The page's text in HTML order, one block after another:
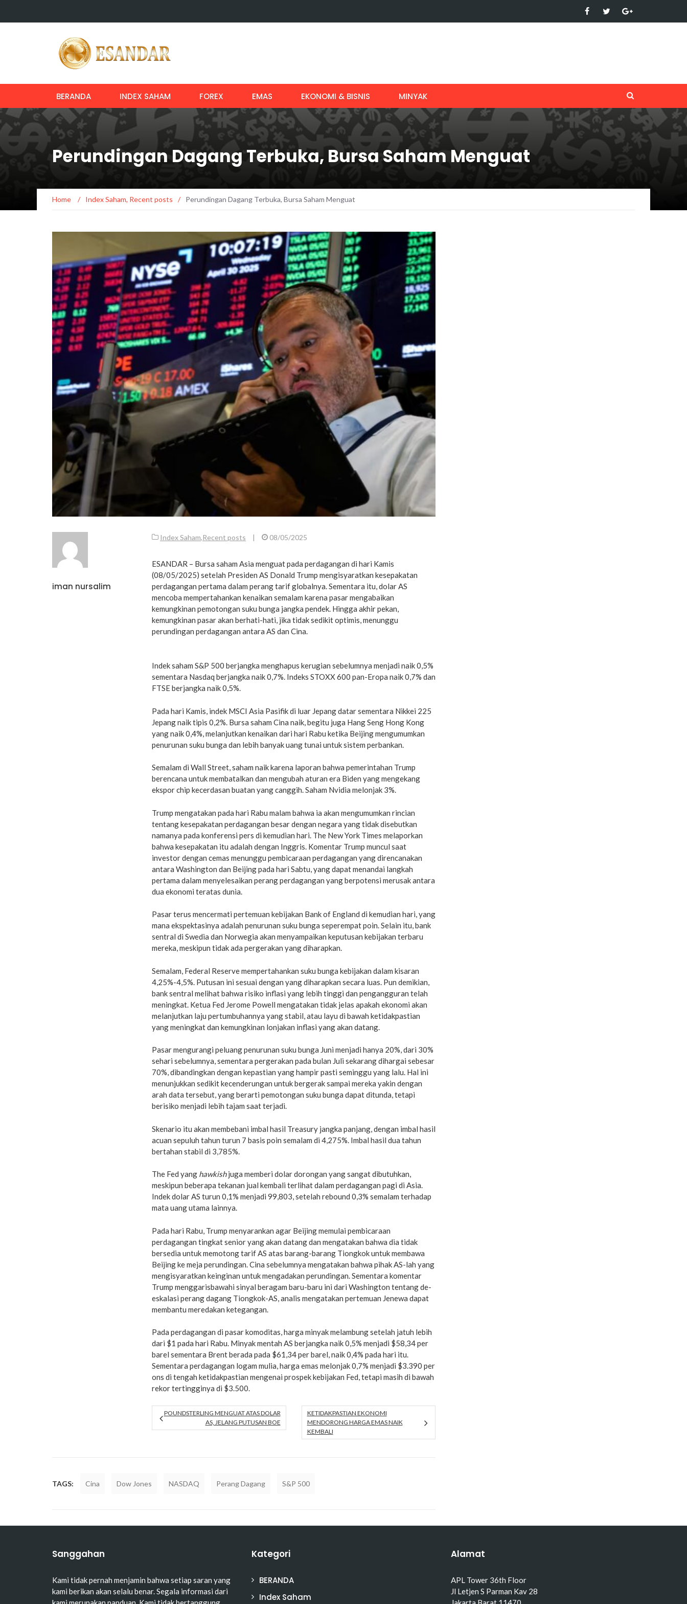
BERANDA INDEX SAHAM FOREX EMAS EKONOMI & BISNIS MINYAK
Perundingan Dagang Terbuka, Bursa Saham Menguat
Home / Index Saham, Recent posts / Perundingan Dagang Terbuka, Bursa Saham Menguat
iman nursalim
Index Saham,Recent posts | 08/05/2025
ESANDAR – Bursa saham Asia menguat pada perdagangan di hari Kamis
(08/05/2025) setelah Presiden AS Donald Trump mengisyaratkan kesepakatan
perdagangan pertama dalam perang tarif globalnya. Sementara itu, dolar AS
mencoba mempertahankan kenaikan semalam karena pasar mengabaikan
kemungkinan pemotongan suku bunga jangka pendek. Hingga akhir pekan,
kemungkinan pasar akan berhati-hati, jika tidak sedikit optimis, menunggu
perundingan perdagangan antara AS dan Cina.
Indek saham S&P 500 berjangka menghapus kerugian sebelumnya menjadi naik 0,5%
sementara Nasdaq berjangka naik 0,7%. Indeks STOXX 600 pan-Eropa naik 0,7% dan
FTSE berjangka naik 0,5%.
Pada hari Kamis, indek MSCI Asia Pasifik di luar Jepang datar sementara Nikkei 225
Jepang naik tipis 0,2%. Bursa saham Cina naik, begitu juga Hang Seng Hong Kong
yang naik 0,4%, melanjutkan kenaikan dari hari Rabu ketika Beijing mengumumkan
penurunan suku bunga dan lebih banyak uang tunai untuk sistem perbankan.
Semalam di Wall Street, saham naik karena laporan bahwa pemerintahan Trump
berencana untuk membatalkan dan mengubah aturan era Biden yang mengekang
ekspor chip kecerdasan buatan yang canggih. Saham Nvidia melonjak 3%.
Trump mengatakan pada hari Rabu malam bahwa ia akan mengumumkan rincian
tentang kesepakatan perdagangan besar dengan negara yang tidak disebutkan
namanya pada konferensi pers di kemudian hari. The New York Times melaporkan
bahwa kesepakatan itu adalah dengan Inggris. Komentar Trump muncul saat
investor dengan cemas menunggu pembicaraan perdagangan yang direncanakan
antara Washington dan Beijing pada hari Sabtu, yang dapat menandai langkah
pertama dalam menyelesaikan perang perdagangan yang berpotensi merusak antara
dua ekonomi teratas dunia.
Pasar terus mencermati pertemuan kebijakan Bank of England di kemudian hari, yang
mana ekspektasinya adalah penurunan suku bunga seperempat poin. Selain itu, bank
sentral di Swedia dan Norwegia akan menyampaikan keputusan kebijakan terbaru
mereka, meskipun tidak ada pergerakan yang diharapkan.
Semalam, Federal Reserve mempertahankan suku bunga kebijakan dalam kisaran
4,25%-4,5%. Putusan ini sesuai dengan yang diharapkan secara luas. Pun demikian,
bank sentral melihat bahwa risiko inflasi yang lebih tinggi dan pengangguran telah
meningkat. Ketua Fed Jerome Powell mengatakan tidak jelas apakah ekonomi akan
melanjutkan laju pertumbuhannya yang stabil, atau layu di bawah ketidakpastian
yang meningkat dan kemungkinan lonjakan inflasi yang akan datang.
Pasar mengurangi peluang penurunan suku bunga Juni menjadi hanya 20%, dari 30%
sehari sebelumnya, sementara pergerakan pada bulan Juli sekarang dihargai sebesar
70%, dibandingkan dengan kepastian yang hampir pasti seminggu yang lalu. Hal ini
menunjukkan sedikit kecenderungan untuk bergerak sampai mereka yakin dengan
arah data tersebut, yang berarti pemotongan suku bunga dapat ditunda, tetapi
berisiko menjadi lebih tajam saat terjadi.
Skenario itu akan membebani imbal hasil Treasury jangka panjang, dengan imbal hasil
acuan sepuluh tahun turun 7 basis poin semalam di 4,275%. Imbal hasil dua tahun
bertahan stabil di 3,785%.
The Fed yang hawkishjuga memberi dolar dorongan yang sangat dibutuhkan,
meskipun beberapa tekanan jual kembali terlihat dalam perdagangan pagi di Asia.
Indek dolar AS turun 0,1% menjadi 99,803, setelah rebound 0,3% semalam terhadap
mata uang utama lainnya.
Pada hari Rabu, Trump menyarankan agar Beijing memulai pembicaraan
perdagangan tingkat senior yang akan datang dan mengatakan bahwa dia tidak
bersedia untuk memotong tarif AS atas barang-barang Tiongkok untuk membawa
Beijing ke meja perundingan. Cina sebelumnya mengatakan bahwa pihak AS-lah yang
mengisyaratkan keinginan untuk mengadakan perundingan. Sementara komentar
Trump menggarisbawahi sinyal beragam baru-baru ini dari Washington tentang de-
eskalasi perang dagang Tiongkok-AS, analis mengatakan pertemuan Jenewa dapat
membantu meredakan ketegangan.
Pada perdagangan di pasar komoditas, harga minyak melambung setelah jatuh lebih
dari $1 pada hari Rabu. Minyak mentah AS berjangka naik 0,5% menjadi $58,34 per
barel sementara Brent berada pada $61,34 per barel, naik 0,4% pada hari itu.
Sementara perdagangan logam mulia, harga emas melonjak 0,7% menjadi $3.390 per
ons di tengah ketidakpastian mengenai prospek kebijakan Fed, tetapi masih di bawah
rekor tertingginya di $3.500.
POUNDSTERLING MENGUAT ATAS DOLAR
AS, JELANG PUTUSAN BOE
KETIDAKPASTIAN EKONOMI
MENDORONG HARGA EMAS NAIK
KEMBALI
TAGS: Cina Dow Jones NASDAQ Perang Dagang S&P 500
Sanggahan
Kami tidak pernah menjamin bahwa setiap saran yang
kami berikan akan selalu benar. Segala informasi dari
Kategori
BERANDA
Index Saham
Alamat
APL Tower 36th Floor
Jl Letjen S Parman Kav 28